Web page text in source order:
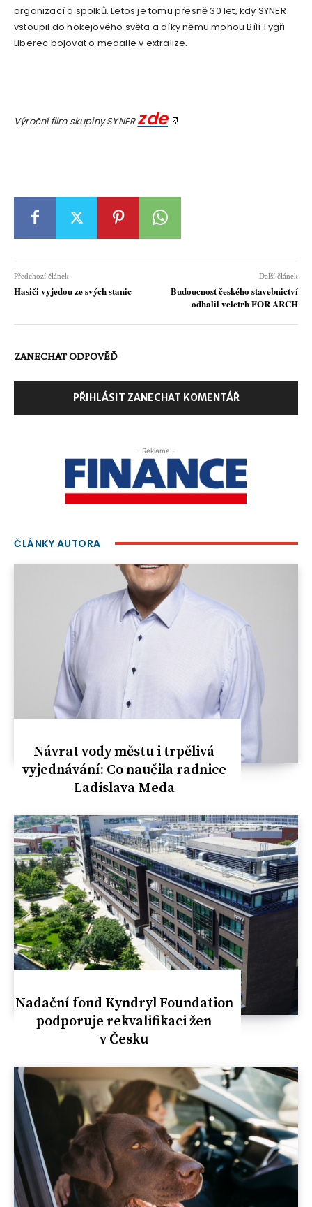
organizací a spolků. Letos je tomu přesně 30 let, kdy SYNER
vstoupil do hokejového světa a díky němu mohou Bílí Tygři
Liberec bojovat o medaile v extralize.
Výroční film skupiny SYNERzde
Předchozí článek
Hasiči vyjedou ze svých stanic
Další článek
Budoucnost českého stavebnictví
odhalil veletrh FOR ARCH
ZANECHAT ODPOVĚĎ
PŘIHLÁSIT ZANECHAT KOMENTÁŘ
- Reklama -
ČLÁNKY AUTORA
Návrat vody městu i trpělivá
vyjednávání: Co naučila radnice
Ladislava Meda
Nadační fond Kyndryl Foundation
podporuje rekvalifikaci žen
v Česku